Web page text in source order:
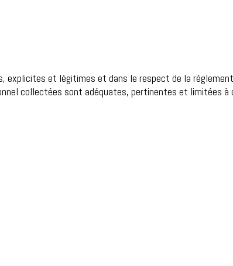
et légitimes et dans le respect de la
collectées sont adéquates, pertinentes et limitées à